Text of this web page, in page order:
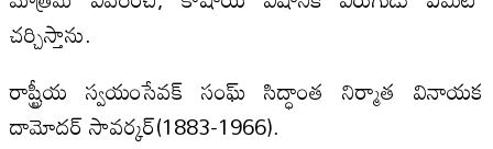
చర్చిస్తాను.
రాష్ట్రీయ స్వయంసేవక్ సంఘ్ సిద్ధాంత నిర్మాత వినాయక
దామోదర్ సావర్కర్(1883-1966).